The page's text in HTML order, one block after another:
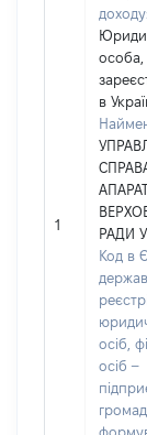
1
доходу:
особа,
в
РАДИ
Код в
реєстрі
осіб,
осіб –